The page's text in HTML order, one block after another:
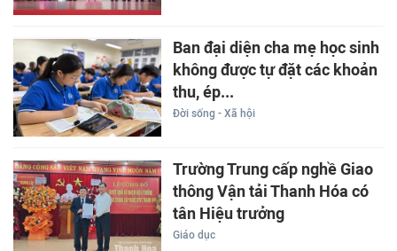
Ban đại diện cha mẹ học sinh
không được tự đặt các khoản
thu, ép...
Đời sống - Xã hội
Trường Trung cấp nghề Giao
thông Vận tải Thanh Hóa có
tân Hiệu trưởng
Giáo dục